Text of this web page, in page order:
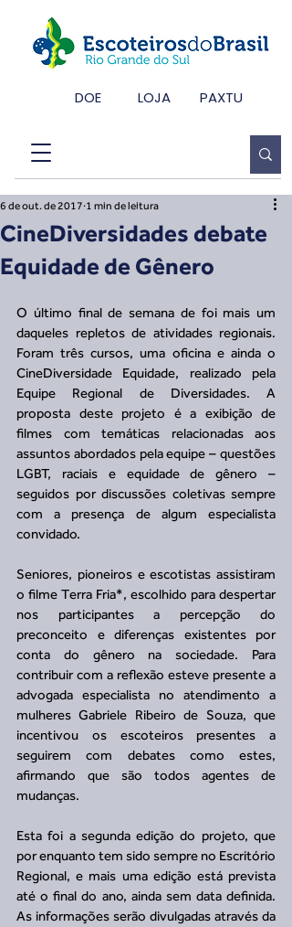
DOE LOJA PAXTU
CineDiversidades debate
Equidade de Gênero
6 de out. de 2017 1 min de leitura
O último final de semana de foi mais um
daqueles repletos de atividades regionais.
Foram três cursos, uma oficina e ainda o
CineDiversidade Equidade, realizado pela
Equipe Regional de Diversidades. A
proposta deste projeto é a exibição de
filmes com temáticas relacionadas aos
assuntos abordados pela equipe – questões
LGBT, raciais e equidade de gênero –
seguidos por discussões coletivas sempre
com a presença de algum especialista
convidado.
Seniores, pioneiros e escotistas assistiram
o filme Terra Fria*, escolhido para despertar
nos participantes a percepção do
preconceito e diferenças existentes por
conta do gênero na sociedade. Para
contribuir com a reflexão esteve presente a
advogada especialista no atendimento a
mulheres Gabriele Ribeiro de Souza, que
incentivou os escoteiros presentes a
seguirem com debates como estes,
afirmando que são todos agentes de
mudanças.
Esta foi a segunda edição do projeto, que
por enquanto tem sido sempre no Escritório
Regional, e mais uma edição está prevista
até o final do ano, ainda sem data definida.
As informações serão divulgadas através da